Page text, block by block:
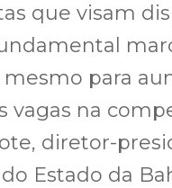
que visam
para
vagas na
diretor-
Estado da